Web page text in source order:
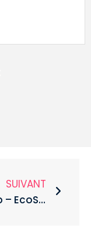
SUIVANT
Site web – EcoStudio